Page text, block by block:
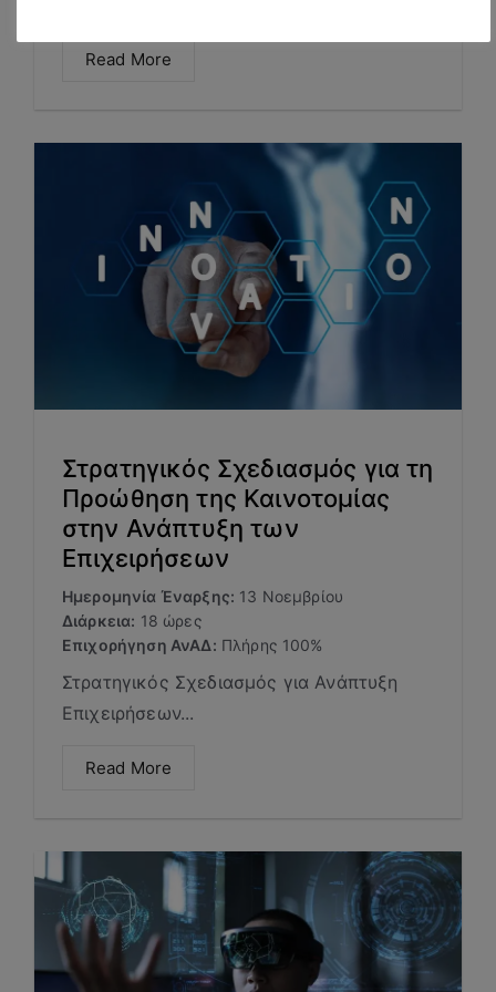
Read More
Στρατηγικός Σχεδιασμός για τη
Προώθηση της Καινοτομίας
στην Ανάπτυξη των
Επιχειρήσεων
Ημερομηνία Έναρξης: 13 Νοεμβρίου
Διάρκεια: 18 ώρες
Επιχορήγηση ΑνΑΔ: Πλήρης 100%
Στρατηγικός Σχεδιασμός για Ανάπτυξη
Επιχειρήσεων...
Read More